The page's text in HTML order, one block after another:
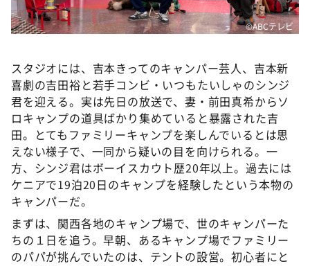
©ABCテレビ
スタジオには、吉本きってのキャンパー芸人、吉本新
喜劇の吉田裕と若手コンビ・いつもたいしゃのシンジ
君を迎える。実は先日の放送で、妻・前田真希からソ
ロキャンプの道具ばかり集めていると暴露された吉
田。とてもファミリーキャンプを楽しんでいるとは思
えない様子で、一同から疑いの目を向けられる。一
方、シンジ君はボーイスカウト歴20年以上。過去には
ケニアで19泊20日のキャンプを経験したという本物の
キャンパーだ。
まずは、関西各地のキャンプ場で、世のキャンパーた
ちの１日を追う。早朝、あるキャンプ場でファミリー
のパパが挑んでいたのは、テントの設営。初心者にと